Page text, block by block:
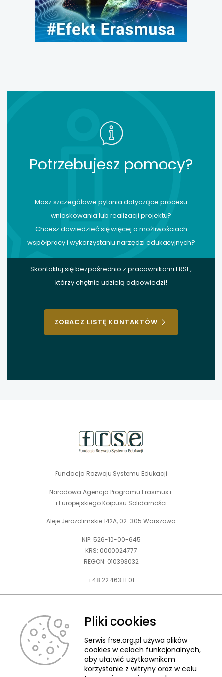
Potrzebujesz pomocy?
Masz szczegółowe pytania dotyczące procesu
wnioskowania lub realizacji projektu?
Chcesz dowiedzieć się więcej o możliwościach
współpracy i wykorzystaniu narzędzi edukacyjnych?
Skontaktuj się bezpośrednio z pracownikami FRSE,
którzy chętnie udzielą odpowiedzi!
ZOBACZ LISTĘ KONTAKTÓW
Fundacja Rozwoju Systemu Edukacji
Narodowa Agencja Programu Erasmus+
i Europejskiego Korpusu Solidarności
Aleje Jerozolimskie 142A, 02-305 Warszawa
NIP: 526-10-00-645
KRS: 0000024777
REGON: 010393032
+48 22 463 11 01
Zapraszamy do kontaktu telefonicznego w godz. 9-15.
kontakt@frse.org.pl
Pliki cookies
Serwis frse.org.pl używa plików
cookies w celach funkcjonalnych,
aby ułatwić użytkownikom
korzystanie z witryny oraz w celu